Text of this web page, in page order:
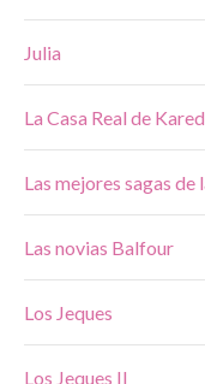
Julia
La Casa Real de
Las mejores sagas
Las novias Balfour
Los Jeques
Los Jeques II